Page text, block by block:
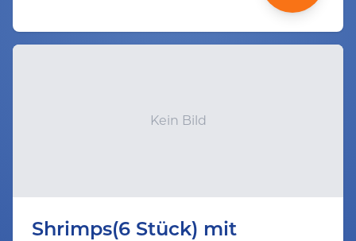
Kein Bild
Shrimps(6 Stück) mit